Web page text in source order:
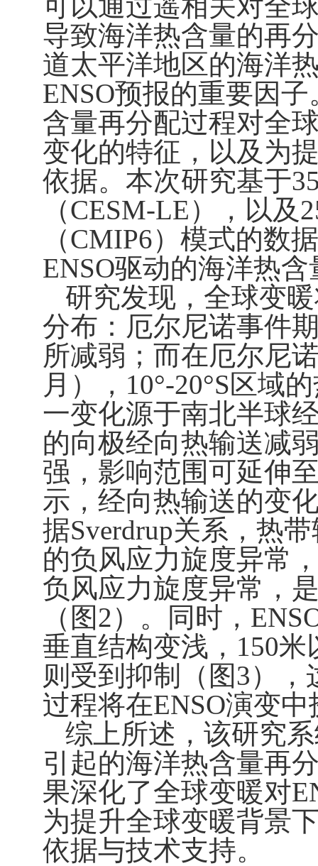
导致海洋热含量的再
道太平洋地区的海洋
ENSO预报的重要因
含量再分配过程对全
变化的特征，以及为
依据。本次研究基于
（CESM-LE），以及
（CMIP6）模式的数
ENSO驱动的海洋热
研究发现，全球变
分布：厄尔尼诺事件
所减弱；而在厄尔尼
月）， 10°-20°S区域
一变化源于南北半球
的向极经向热输送减
强，影响范围可延伸
示，经向热输送的变
据Sverdrup关系，热
的负风应力旋度异常
负风应力旋度异常，
（图2）。同时，
垂直结构变浅， 150米
则受到抑制（图3），
过程将在ENSO演变中
综上所述，该研究
引起的海洋热含量再
果深化了全球变暖对
为提升全球变暖背景
依据与技术支持。